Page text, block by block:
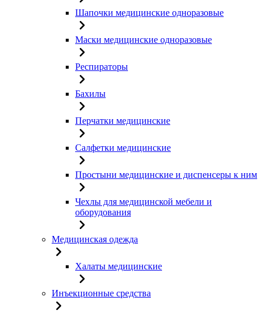
Шапочки медицинские одноразовые
Маски медицинские одноразовые
Респираторы
Бахилы
Перчатки медицинские
Салфетки медицинские
Простыни медицинские и диспенсеры к ним
Чехлы для медицинской мебели и
оборудования
Медицинская одежда
Халаты медицинские
Инъекционные средства